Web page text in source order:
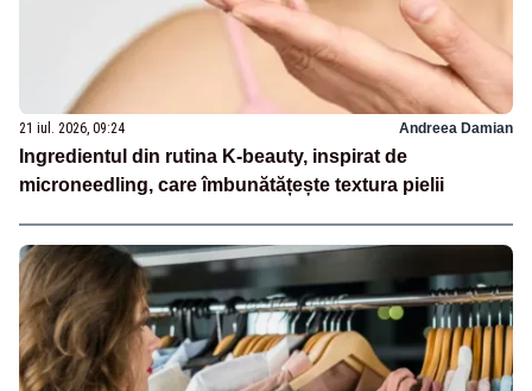
21 iul. 2026, 09:24 Andreea Damian
Ingredientul din rutina K-beauty, inspirat de
microneedling, care îmbunătățește textura pielii